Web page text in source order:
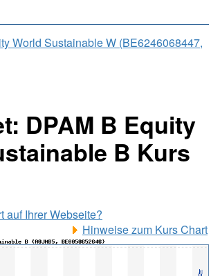
World Sustainable W (BE6246068447,
DPAM B Equity
B Kurs
auf Ihrer Webseite?
Hinweise zum Kurs Chart